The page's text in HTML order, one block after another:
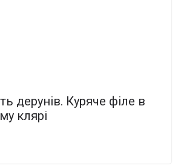
дерунів. Куряче філе в
клярі